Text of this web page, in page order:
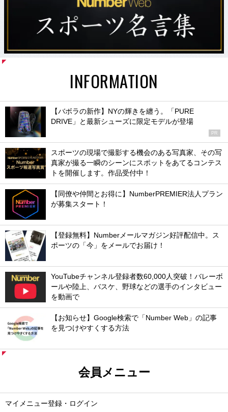
INFORMATION
【バボラの新作】NYの輝きを纏う。「PURE
DRIVE」と最新シューズに限定モデルが登場
PR
スポーツの現場で撮影する機会のある写真家、その写
真家が撮る一瞬のシーンにスポットをあてるコンテス
トを開催します。作品受付中！
【同僚や仲間とお得に】NumberPREMIER法人プラン
が募集スタート！
【登録無料】Numberメールマガジン好評配信中。ス
ポーツの「今」をメールでお届け！
YouTubeチャンネル登録者数60,000人突破！バレーボ
ールや陸上、バスケ、野球などの選手のインタビュー
を動画で
【お知らせ】Google検索で「Number Web」の記事
を見つけやすくする方法
会員メニュー
マイメニュー登録・ログイン